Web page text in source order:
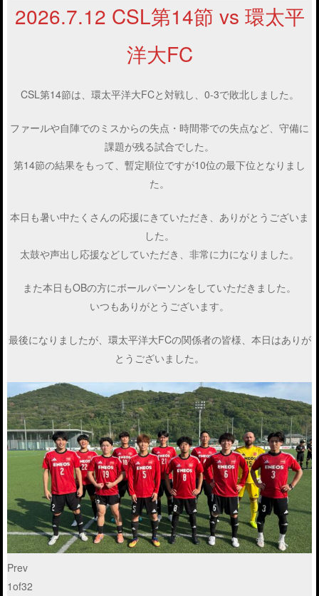
2026.7.12 CSL第14節 vs 環太平
洋大FC
CSL第14節は、環太平洋大FCと対戦し、0-3で敗北しました。
ファールや自陣でのミスからの失点・時間帯での失点など、守備に
課題が残る試合でした。
第14節の結果をもって、暫定順位ですが10位の最下位となりまし
た。
本日も暑い中たくさんの応援にきていただき、ありがとうございま
した。
太鼓や声出し応援などしていただき、非常に力になりました。
また本日もOBの方にボールパーソンをしていただきました。
いつもありがとうございます。
最後になりましたが、環太平洋大FCの関係者の皆様、本日はありが
とうございました。
Prev
1of32